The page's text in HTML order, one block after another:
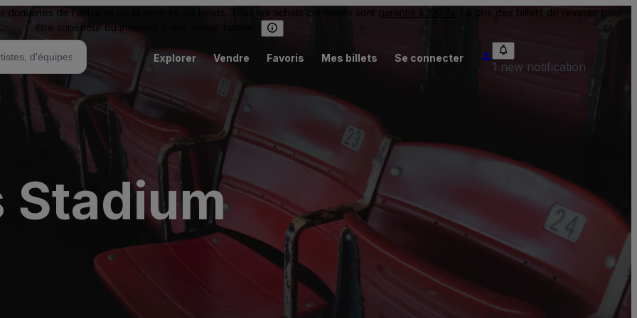
domaines de l’achat et de la revente de billets. Tous les achats confirmés sont garantis à 100 %
. Le prix des billets de revente peut
être supérieur ou inférieur à leur valeur faciale.
Explorer Vendre Favoris Mes billets Se connecter
1 new notification
Stadium